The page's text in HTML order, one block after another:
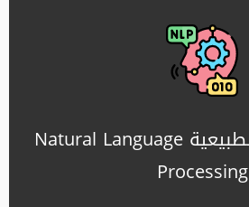
معالجة اللغات الطبيعية Natural Language
Processing